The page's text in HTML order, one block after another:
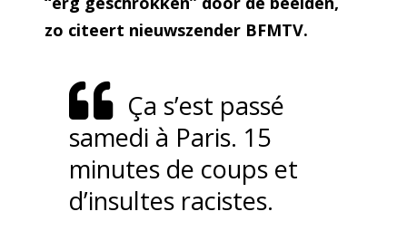
zo citeert nieuwszender BFMTV.
Ça s’est passé
samedi à Paris. 15
minutes de coups et
d’insultes racistes.